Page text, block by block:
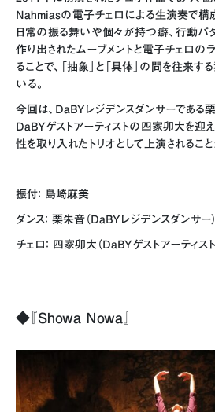
Nahmiasの電子チェロによる生演奏で構
日常の振る舞いや個々が持つ癖、行動パ
作り出されたムーブメントと電子チェロの
ることで、「抽象」と「具体」の間を往来
いる。
今回は、DaBYレジデンスダンサーである
DaBYゲストアーティストの四家卯大を迎
性を取り入れたトリオとして上演されること
振付： 島崎麻美
ダンス： 栗朱音（DaBYレジデンスダンサー
チェロ： 四家卯大（DaBYゲストアーティスト
◆ 『Showa Nowa』